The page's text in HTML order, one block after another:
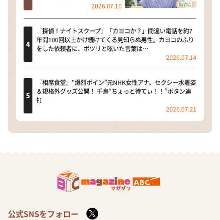
2026.07.10
『探偵！ナイトスクープ』「カヨコか？」間違い電話を約7
年間100回以上かけ続けてくる見知らぬ男性。カヨコのふり
をした依頼者に、ポツリと呟いた言葉は…
2026.07.14
『相席食堂』“爆烈ボイン”元NHK女性アナ、セクシー水着姿
＆規格外グッズ公開！ 千鳥“ちょっと待てぃ！！”ボタン連
打
2026.07.21
公式SNSをフォロー